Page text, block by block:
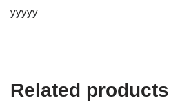
yyyyy
Related products